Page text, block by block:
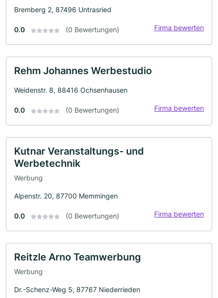
Bremberg 2, 87496 Untrasried
0.0 (0 Bewertungen) Firma bewerten
Rehm Johannes Werbestudio
Weidenstr. 8, 88416 Ochsenhausen
0.0 (0 Bewertungen) Firma bewerten
Kutnar Veranstaltungs- und
Werbetechnik
Werbung
Alpenstr. 20, 87700 Memmingen
0.0 (0 Bewertungen) Firma bewerten
Reitzle Arno Teamwerbung
Werbung
Dr.-Schenz-Weg 5, 87767 Niederrieden